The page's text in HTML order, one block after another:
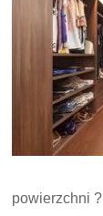
powierzchni ?